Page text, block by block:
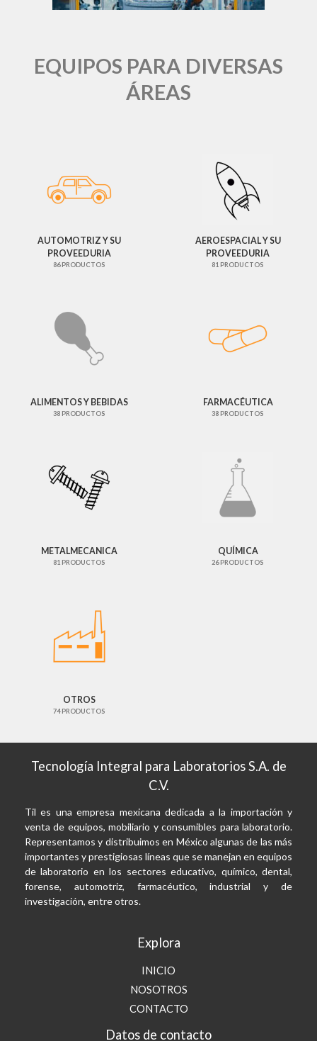
EQUIPOS PARA DIVERSAS
ÁREAS
AUTOMOTRIZ Y SU
PROVEEDURIA
86 PRODUCTOS
AEROESPACIAL Y SU
PROVEEDURIA
81 PRODUCTOS
ALIMENTOS Y BEBIDAS
38 PRODUCTOS
FARMACÉUTICA
38 PRODUCTOS
METALMECANICA
81 PRODUCTOS
QUÍMICA
26 PRODUCTOS
OTROS
74 PRODUCTOS
Tecnología Integral para Laboratorios S.A. de
C.V.
Til es una empresa mexicana dedicada a la importación y
venta de equipos, mobiliario y consumibles para laboratorio.
Representamos y distribuimos en México algunas de las más
importantes y prestigiosas líneas que se manejan en equipos
de laboratorio en los sectores educativo, químico, dental,
forense, automotriz, farmacéutico, industrial y de
investigación, entre otros.
Explora
INICIO
NOSOTROS
CONTACTO
Datos de contacto